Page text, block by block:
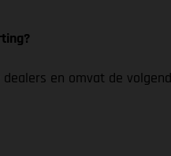
en omvat de